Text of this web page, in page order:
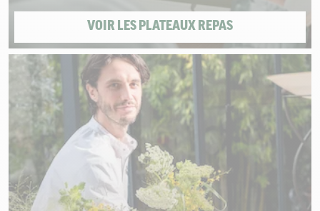
VOIR LES PLATEAUX REPAS